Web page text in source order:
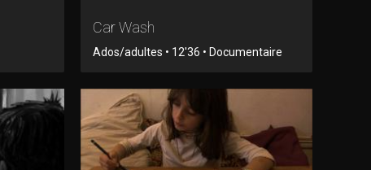
Car Wash
Ados/adultes • 12'36 • Documentaire